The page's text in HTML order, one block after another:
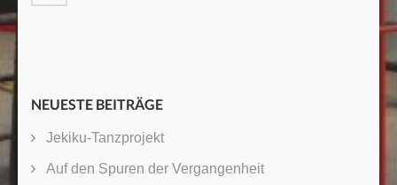
NEUESTE BEITRÄGE
Jekiku-Tanzprojekt
Auf den Spuren der Vergangenheit